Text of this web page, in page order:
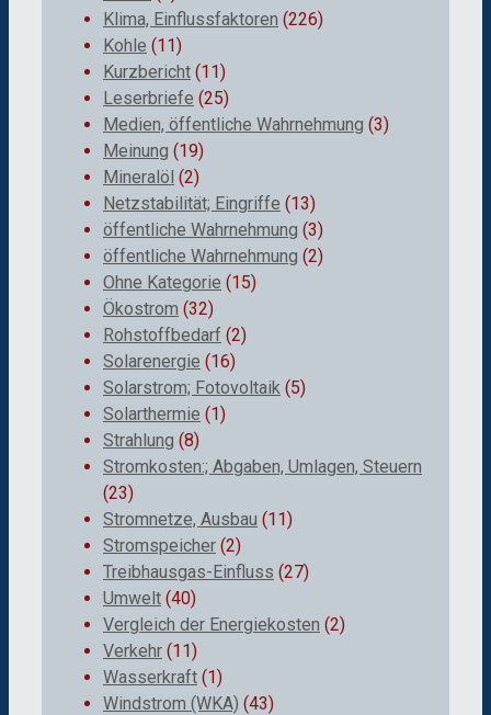
Klima, Einflussfaktoren (226)
Kohle (11)
Kurzbericht (11)
Leserbriefe (25)
Medien, öffentliche Wahrnehmung (3)
Meinung (19)
Mineralöl (2)
Netzstabilität; Eingriffe (13)
öffentliche Wahrnehmung (3)
öffentliche Wahrnehmung (2)
Ohne Kategorie (15)
Ökostrom (32)
Rohstoffbedarf (2)
Solarenergie (16)
Solarstrom; Fotovoltaik (5)
Solarthermie (1)
Strahlung (8)
Stromkosten:; Abgaben, Umlagen, Steuern
(23)
Stromnetze, Ausbau (11)
Stromspeicher (2)
Treibhausgas-Einfluss (27)
Umwelt (40)
Vergleich der Energiekosten (2)
Verkehr (11)
Wasserkraft (1)
Windstrom (WKA) (43)